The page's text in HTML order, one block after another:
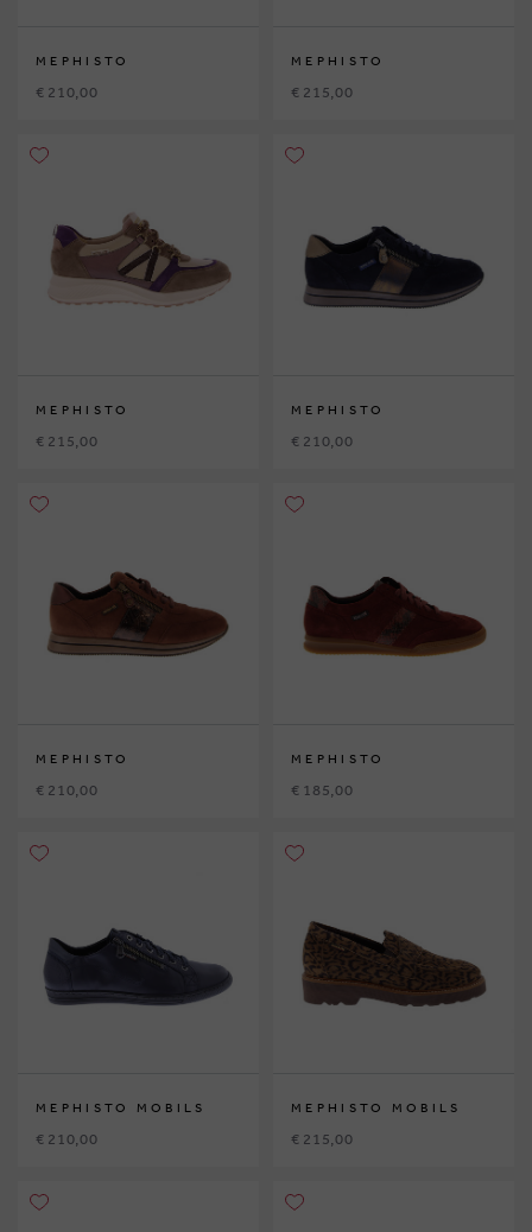
MEPHISTO
€ 210,00
MEPHISTO
€ 215,00
MEPHISTO
€ 215,00
MEPHISTO
€ 210,00
MEPHISTO
€ 210,00
MEPHISTO
€ 185,00
MEPHISTO MOBILS
€ 210,00
MEPHISTO MOBILS
€ 215,00